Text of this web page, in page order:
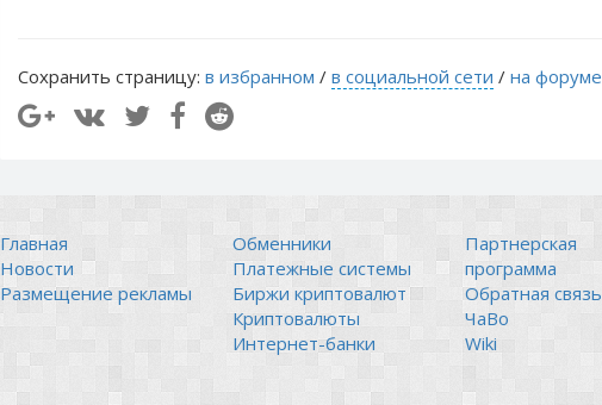
Сохранить страницу: в избранном / в социальной сети / на форуме
Главная
Новости
Размещение рекламы
Обменники
Платежные системы
Биржи криптовалют
Криптовалюты
Интернет-банки
Партнерская
программа
Обратная связь
ЧаВо
Wiki